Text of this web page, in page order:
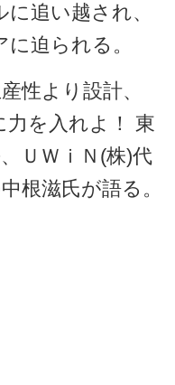
追い越され、
迫られる。
性より設計、
を入れよ！ 東
ＵＷｉＮ(株)代
根滋氏が語る。